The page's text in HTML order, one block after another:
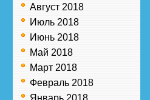
Август 2018
Июль 2018
Июнь 2018
Май 2018
Март 2018
Февраль 2018
Январь 2018